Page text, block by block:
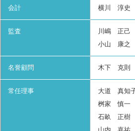
会計 横川 淳史
監査
川嶋 正己
小山 康之
名誉顧問 木下 克則
常任理事
大道 真知
桝家 慎一
石畝 正樹